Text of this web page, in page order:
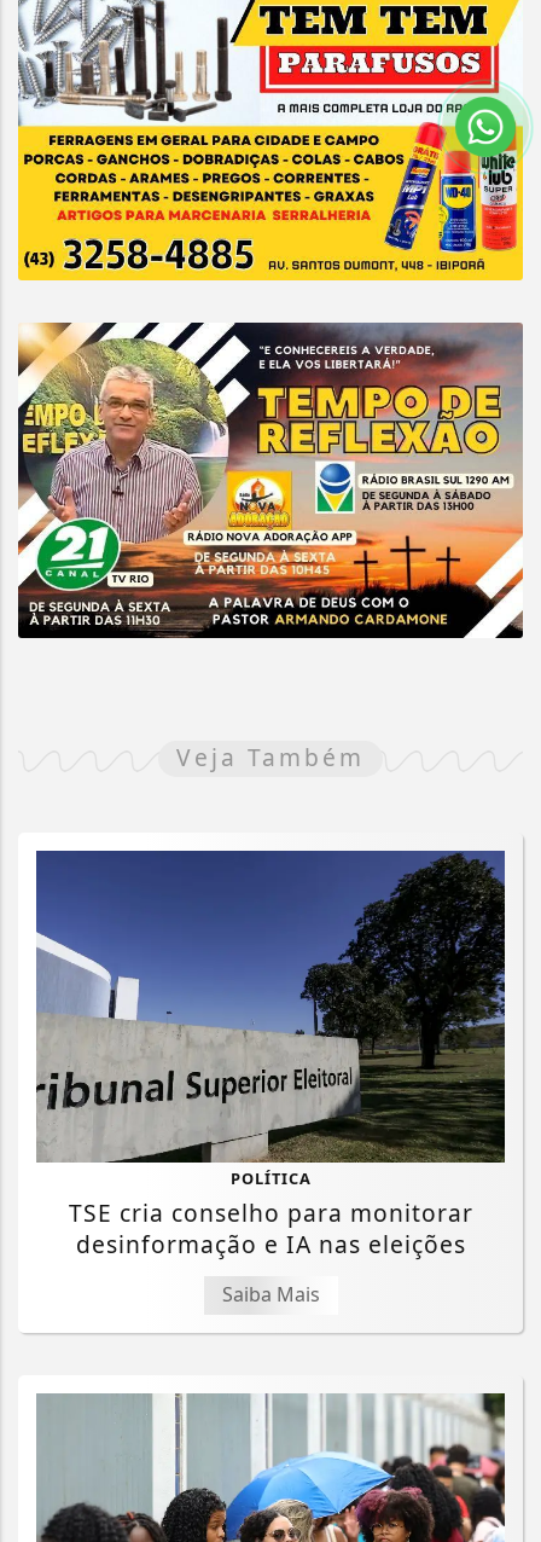
Veja Também
POLÍTICA
TSE cria conselho para monitorar
desinformação e IA nas eleições
Saiba Mais